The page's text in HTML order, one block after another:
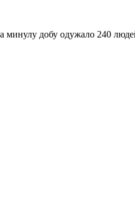
минулу добу одужало 240